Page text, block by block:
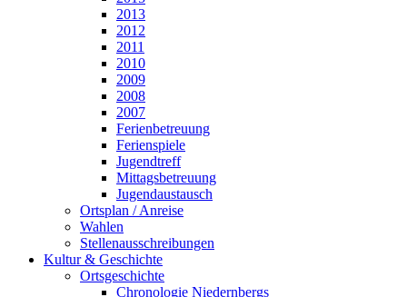
2013
2012
2011
2010
2009
2008
2007
Ferienbetreuung
Ferienspiele
Jugendtreff
Mittagsbetreuung
Jugendaustausch
Ortsplan / Anreise
Wahlen
Stellenausschreibungen
Kultur & Geschichte
Ortsgeschichte
Chronologie Niedernbergs